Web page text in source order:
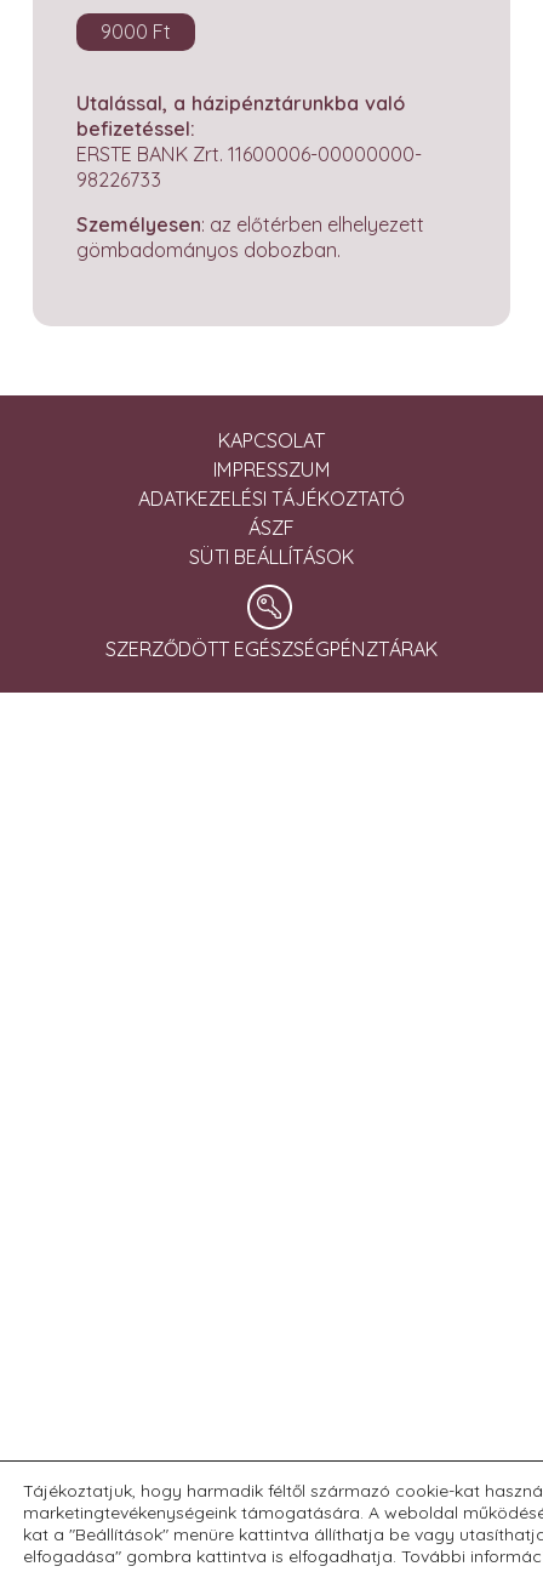
9000 Ft
Utalással, a házipénztárunkba való
befizetéssel:
ERSTE BANK Zrt. 11600006-00000000-
98226733
Személyesen: az előtérben elhelyezett
gömbadományos dobozban.
KAPCSOLAT
IMPRESSZUM
ADATKEZELÉSI TÁJÉKOZTATÓ
ÁSZF
SÜTI BEÁLLÍTÁSOK
TERAPEUTA OLDAL
SZERZŐDÖTT EGÉSZSÉGPÉNZTÁRAK
Tájékoztatjuk, hogy harmadik féltől származó cookie-kat
marketingtevékenységeink támogatására. A weboldal
kat a "Beállítások" menüre kattintva állíthatja be vagy
elfogadása" gombra kattintva is elfogadhatja. További